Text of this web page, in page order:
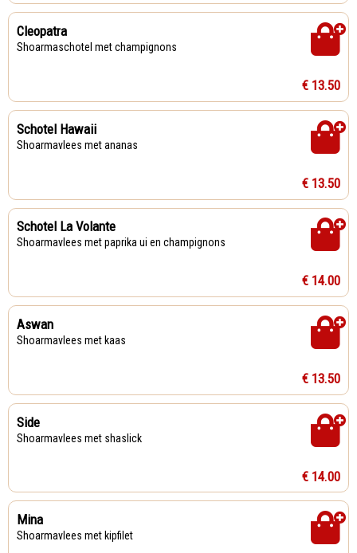
Cleopatra
Shoarmaschotel met champignons
€ 13.50
Schotel Hawaii
Shoarmavlees met ananas
€ 13.50
Schotel La Volante
Shoarmavlees met paprika ui en champignons
€ 14.00
Aswan
Shoarmavlees met kaas
€ 13.50
Side
Shoarmavlees met shaslick
€ 14.00
Mina
Shoarmavlees met kipfilet